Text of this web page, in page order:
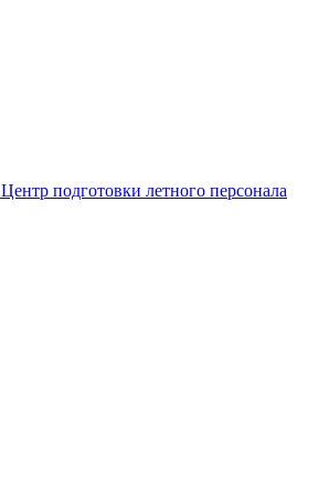
Центр подготовки летного персонала